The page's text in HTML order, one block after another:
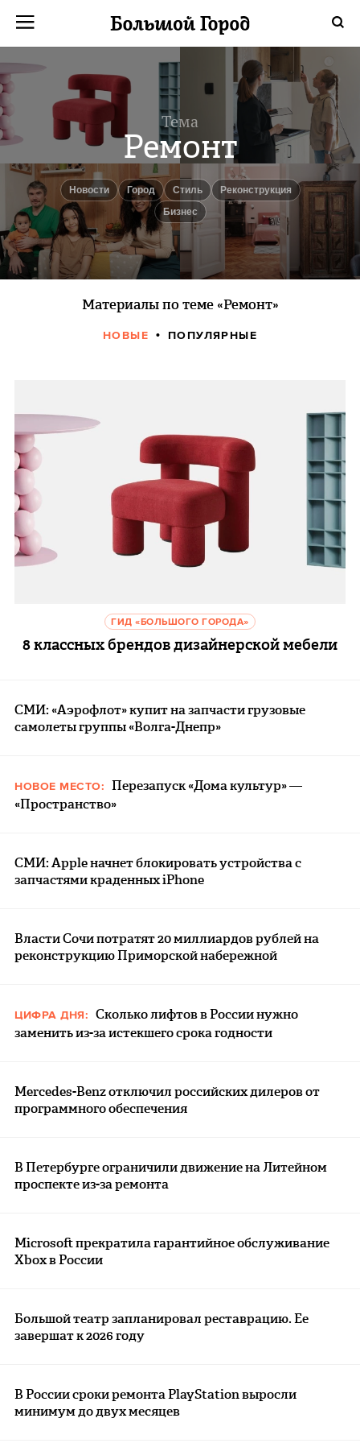
Тема
Ремонт
новости город Стиль
реконструкция
бизнес
Материалы по теме «Ремонт»
НОВЫЕ ПОПУЛЯРНЫЕ
ГИД «БОЛЬШОГО ГОРОДА»
8 классных брендов дизайнерской мебели
СМИ: «Аэрофлот» купит на запчасти грузовые
самолеты группы «Волга-Днепр»
НОВОЕ МЕСТО: Перезапуск «Дома культур» —
«Пространство»
СМИ: Apple начнет блокировать устройства с
запчастями краденных iPhone
Власти Сочи потратят 20 миллиардов рублей на
реконструкцию Приморской набережной
ЦИФРА ДНЯ: Сколько лифтов в России нужно
заменить из-за истекшего срока годности
Mercedes-Benz отключил российских дилеров от
программного обеспечения
В Петербурге ограничили движение на Литейном
проспекте из-за ремонта
Microsoft прекратила гарантийное обслуживание
Xbox в России
Большой театр запланировал реставрацию. Ее
завершат к 2026 году
В России сроки ремонта PlayStation выросли
минимум до двух месяцев